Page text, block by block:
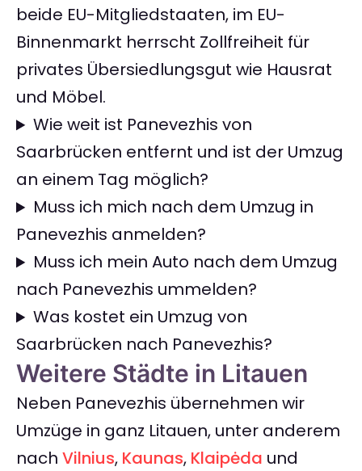
beide EU-Mitgliedstaaten, im EU-
Binnenmarkt herrscht Zollfreiheit für
privates Übersiedlungsgut wie Hausrat
und Möbel.
Wie weit ist Panevezhis von
Saarbrücken entfernt und ist der Umzug
an einem Tag möglich?
Muss ich mich nach dem Umzug in
Panevezhis anmelden?
Muss ich mein Auto nach dem Umzug
nach Panevezhis ummelden?
Was kostet ein Umzug von
Saarbrücken nach Panevezhis?
Weitere Städte in Litauen
Neben Panevezhis übernehmen wir
Umzüge in ganz Litauen, unter anderem
nach Vilnius, Kaunas, Klaipėda und